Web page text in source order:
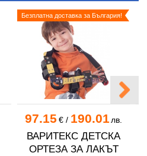
97.15 €/ 190.01 лв.
ВАРИТЕКС ДЕТСКА
ОРТЕЗА ЗА ЛАКЪТ
Безплатна доставка за България!